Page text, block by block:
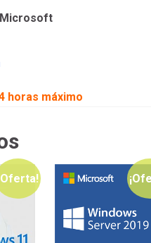
horas máximo